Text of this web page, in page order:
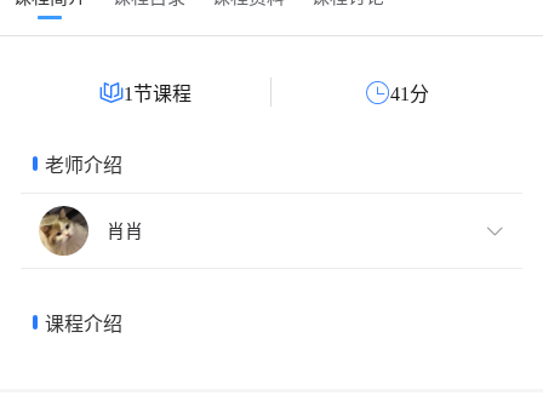
1节课程 41分
老师介绍
肖肖 
等多种Meta类型；曾组织多项大型千人队列研究,一作发表多篇
优质SCI；熟练掌握并运用多项统计分析软件
课程介绍